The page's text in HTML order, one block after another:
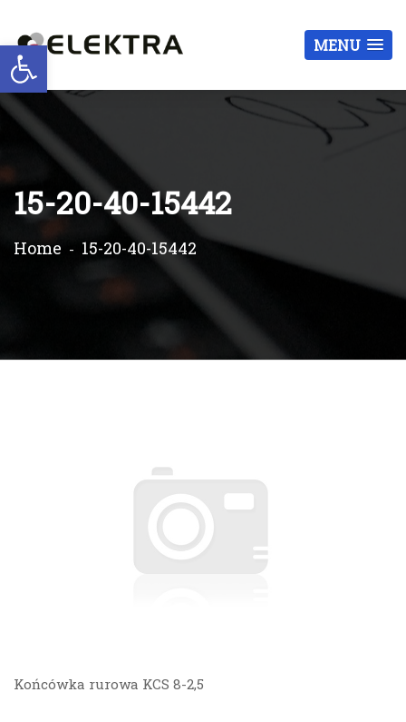
Otwórz pasek narzędzi MENU
15-20-40-15442
Home 15-20-40-15442
Końcówka rurowa KCS 8-2,5